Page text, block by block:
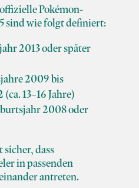
Pokémon-
sind wie folgt definiert:
2013 oder später
2009 bis
13–16 Jahre)
2008 oder
dass
in passenden
antreten.